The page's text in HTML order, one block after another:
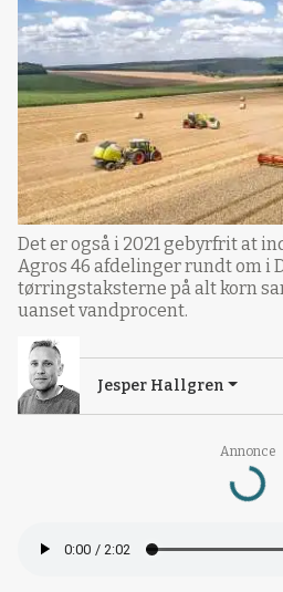
Annonce
Loading...
Det er også i 2021 gebyrfrit at
Agros 46 afdelinger rundt om i
tørringstaksterne på alt korn
uanset vandprocent.
Jesper Hallgren